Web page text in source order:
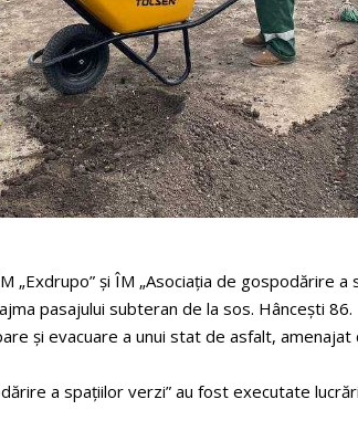
„Exdrupo” și ÎM „Asociația de gospodărire
pasajului subteran de la sos. Hâncești 86.
și evacuare a unui stat de asfalt,
a spațiilor verzi” au fost executate